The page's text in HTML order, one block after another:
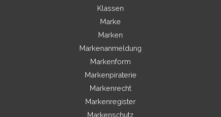
Klassen
Marke
Marken
Markenanmeldung
Markenform
Markenpiraterie
Markenrecht
Markenregister
Markenschutz